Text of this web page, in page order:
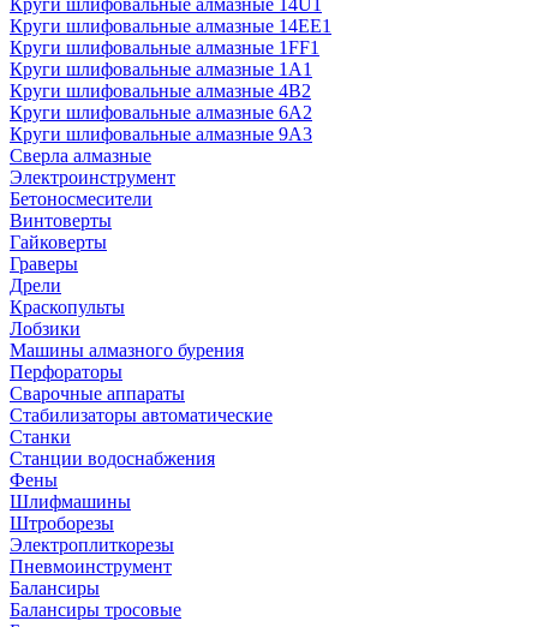
Круги шлифовальные алмазные 14U1
Круги шлифовальные алмазные 14ЕЕ1
Круги шлифовальные алмазные 1FF1
Круги шлифовальные алмазные 1А1
Круги шлифовальные алмазные 4В2
Круги шлифовальные алмазные 6A2
Круги шлифовальные алмазные 9А3
Сверла алмазные
Электроинструмент
Бетоносмесители
Винтоверты
Гайковерты
Граверы
Дрели
Краскопульты
Лобзики
Машины алмазного бурения
Перфораторы
Сварочные аппараты
Стабилизаторы автоматические
Станки
Станции водоснабжения
Фены
Шлифмашины
Штроборезы
Электроплиткорезы
Пневмоинструмент
Балансиры
Балансиры тросовые